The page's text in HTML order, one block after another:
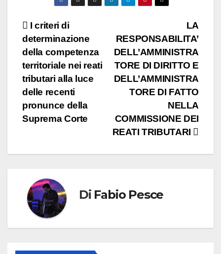
Navigazione
articoli
LA
RESPONSABILITA’
DELL’AMMINISTRA
TORE DI DIRITTO E
DELL’AMMINISTRA
TORE DI FATTO
NELLA
COMMISSIONE DEI
REATI TRIBUTARI
I criteri di
determinazione
della competenza
territoriale nei reati
tributari alla luce
delle recenti
pronunce della
Suprema Corte
Di Fabio Pesce